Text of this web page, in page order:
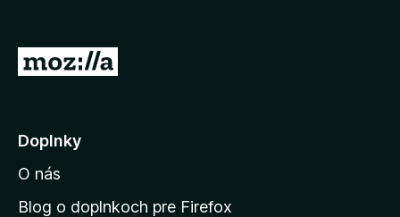
P
j
ť
n
Doplnky
O nás
Blog o doplnkoch pre Firefox